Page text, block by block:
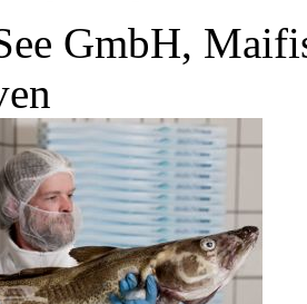
GmbH,